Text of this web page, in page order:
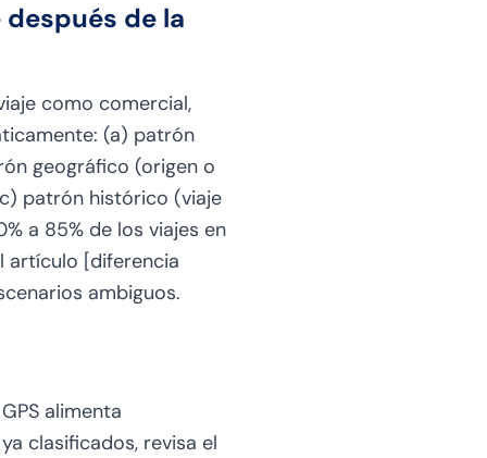
de la
como comercial,
(a) patrón
geográfico (origen o
patrón histórico (viaje
a 85% de los viajes en
artículo [diferencia
ambiguos.
alimenta
clasificados, revisa el